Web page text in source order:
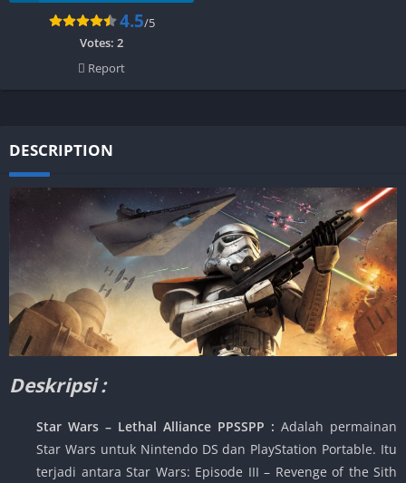
4.5/5
Votes: 2
Report
DESCRIPTION
Deskripsi :
Star Wars – Lethal Alliance PPSSPP : Adalah permainan
Star Wars untuk Nintendo DS dan PlayStation Portable. Itu
terjadi antara Star Wars: Episode III – Revenge of the Sith